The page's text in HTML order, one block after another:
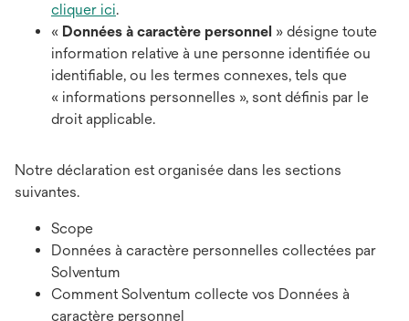
cliquer ici.
« Données à caractère personnel » désigne toute
information relative à une personne identifiée ou
identifiable, ou les termes connexes, tels que
« informations personnelles », sont définis par le
droit applicable.
Notre déclaration est organisée dans les sections
suivantes.
Scope
Données à caractère personnelles collectées par
Solventum
Comment Solventum collecte vos Données à
caractère personnel